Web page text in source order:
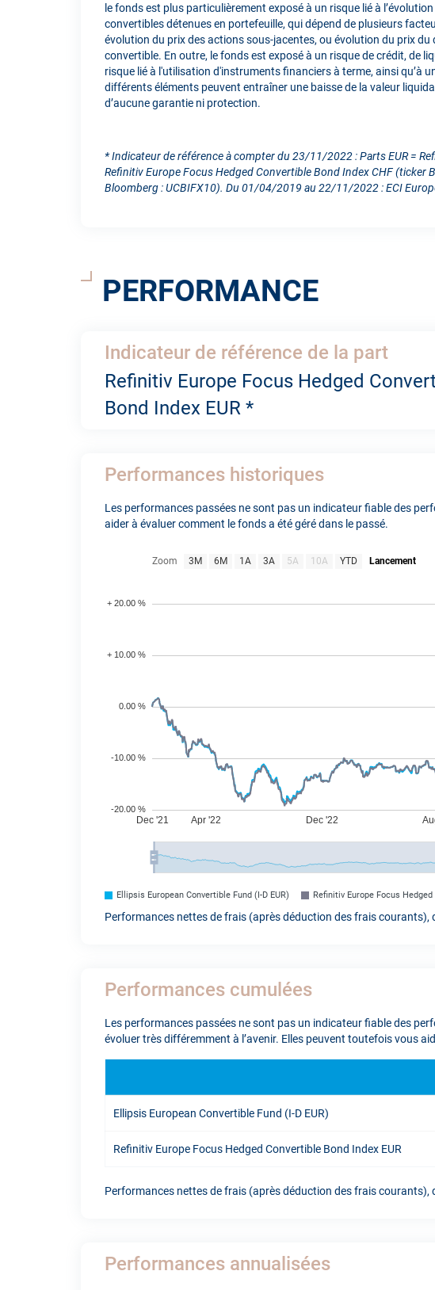
le fonds est plus particulièrement exposé à un risque lié à
convertibles détenues en portefeuille, qui dépend de plusieurs
évolution du prix des actions sous-jacentes, ou évolution du prix du
convertible. En outre, le fonds est exposé à un risque de crédit, de
risque lié à l'utilisation d'instruments financiers à terme, ainsi qu’à
différents éléments peuvent entraîner une baisse de la valeur
d’aucune garantie ni protection.
* Indicateur de référence à compter du 23/11/2022 : Parts EUR =
Refinitiv Europe Focus Hedged Convertible Bond Index CHF (ticker
Bloomberg : UCBIFX10). Du 01/04/2019 au 22/11/2022 : ECI
PERFORMANCE
Indicateur de référence de la part
Refinitiv Europe Focus Hedged
Bond Index EUR *
Performances historiques
Les performances passées ne sont pas un indicateur fiable des
aider à évaluer comment le fonds a été géré dans le passé.
Zoom 3M 6M 1A 3A 5A 10A YTD Lancement
Ellipsis European Convertible Fund (I-D EUR) Refinitiv Europe Focus
Performances nettes de frais (après déduction des frais courants),
Performances cumulées
Les performances passées ne sont pas un indicateur fiable des
évoluer très différemment à l’avenir. Elles peuvent toutefois vous
Ellipsis European Convertible Fund (I-D EUR)
Refinitiv Europe Focus Hedged Convertible Bond Index EUR
Performances nettes de frais (après déduction des frais courants),
Performances annualisées